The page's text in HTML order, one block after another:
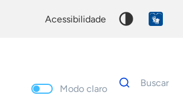
acessibilidade
Modo claro
Dados
para
Buscar